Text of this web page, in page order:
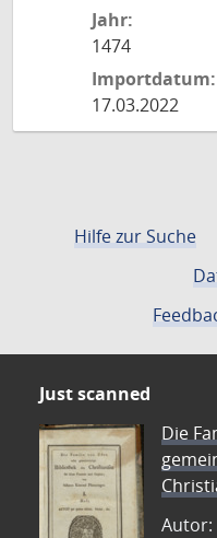
Jahr:
1474
Importdatum:
17.03.2022
Hilfe zur Suche
Just scanned
Die
Autor: